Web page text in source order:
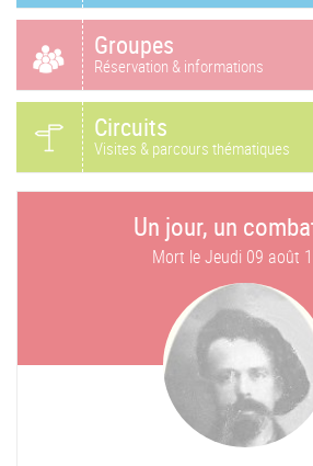
Groupes
Réservation & informations
Circuits
Visites & parcours thématiques
Un jour, un
Mort leJeudi 09 août